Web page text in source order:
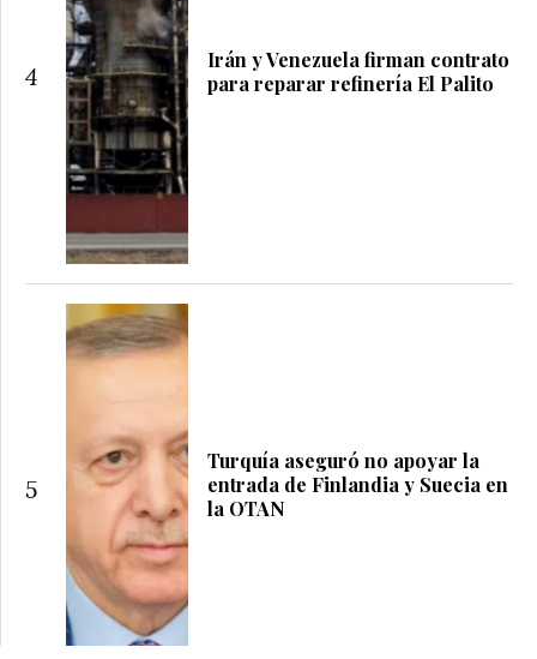
4
Irán y Venezuela firman contrato
para reparar refinería El Palito
5
Turquía aseguró no apoyar la
entrada de Finlandia y Suecia en
la OTAN